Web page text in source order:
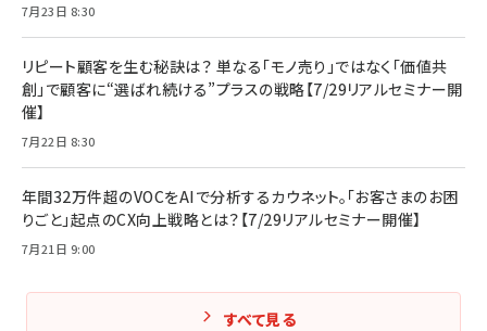
7月23日 8:30
リピート顧客を生む秘訣は？ 単なる「モノ売り」ではなく「価値共
創」で顧客に“選ばれ続ける”プラスの戦略【7/29リアルセミナー開
催】
7月22日 8:30
年間32万件超のVOCをAIで分析するカウネット。「お客さまのお困
りごと」起点のCX向上戦略とは？【7/29リアルセミナー開催】
7月21日 9:00
すべて見る